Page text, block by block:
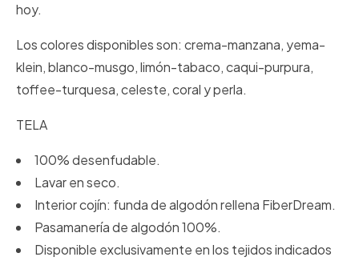
hoy.
Los colores disponibles son: crema-manzana, yema-
klein, blanco-musgo, limón-tabaco, caqui-purpura,
toffee-turquesa, celeste, coral y perla.
TELA
100% desenfudable.
Lavar en seco.
Interior cojín: funda de algodón rellena FiberDream.
Pasamanería de algodón 100%.
Disponible exclusivamente en los tejidos indicados